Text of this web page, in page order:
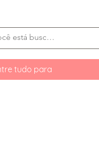
tudo para